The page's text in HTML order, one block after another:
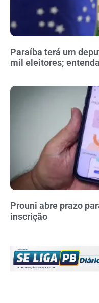
Paraíba terá um
mil eleitores; entenda
Prouni abre prazo
inscrição